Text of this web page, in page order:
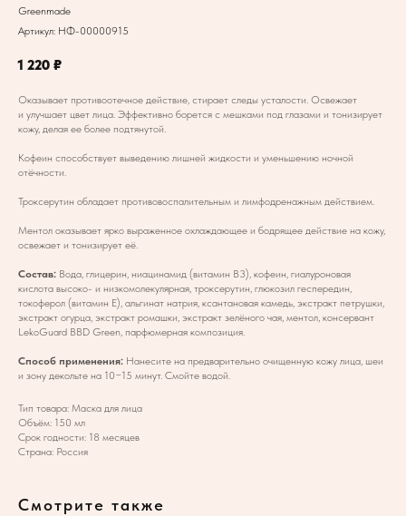
Greenmade
Артикул: НФ-00000915
1 220 ₽
Оказывает противоотечное действие, стирает следы усталости. Освежает
и улучшает цвет лица. Эффективно борется с мешками под глазами и тонизирует
кожу, делая ее более подтянутой.
Кофеин способствует выведению лишней жидкости и уменьшению ночной
отёчности.
Троксерутин обладает противовоспалительным и лимфодренажным действием.
Ментол оказывает ярко выраженное охлаждающее и бодрящее действие на кожу,
освежает и тонизирует её.
Состав: Вода, глицерин, ниацинамид (витамин В3), кофеин, гиалуроновая
кислота высоко- и низкомолекулярная, троксерутин, глюкозил геспередин,
токоферол (витамин Е), альгинат натрия, ксантановая камедь, экстракт петрушки,
экстракт огурца, экстракт ромашки, экстракт зелёного чая, ментол, консервант
LekoGuard BBD Green, парфюмерная композиция.
Способ применения: Нанесите на предварительно очищенную кожу лица, шеи
и зону декольте на 10−15 минут. Смойте водой.
Тип товара: Маска для лица
Объём: 150 мл
Срок годности: 18 месяцев
Страна: Россия
Смотрите также